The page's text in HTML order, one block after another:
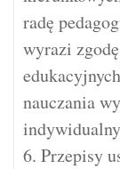
radę
wyrazi
nauczania
6. Przepisy